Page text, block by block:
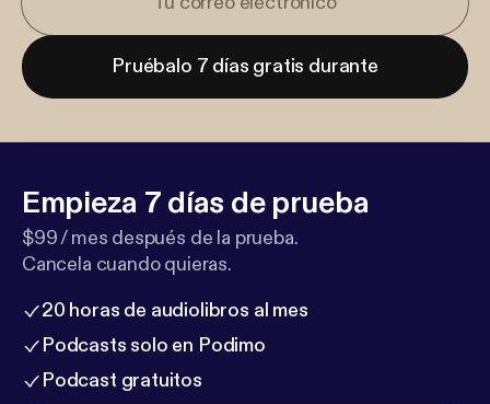
Pruébalo 7 días gratis durante
Empieza 7 días de prueba
$99 / mes después de la prueba.
Cancela cuando quieras.
20 horas de audiolibros al mes
Podcasts solo en Podimo
Podcast gratuitos